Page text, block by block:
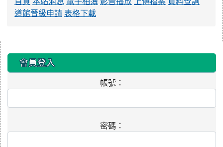
道館晉級申請 表格下載
會員登入
帳號：
密碼：